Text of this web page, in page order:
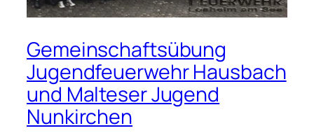
Gemeinschaftsübung
Jugendfeuerwehr Hausbach
und Malteser Jugend
Nunkirchen